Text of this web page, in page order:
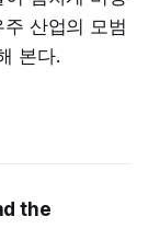
산업의 모범
본다.
the